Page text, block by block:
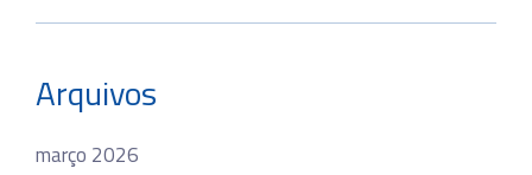
Arquivos
março 2026